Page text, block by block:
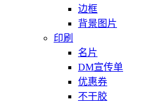
边框
背景图片
印刷
名片
DM宣传单
优惠券
不干胶